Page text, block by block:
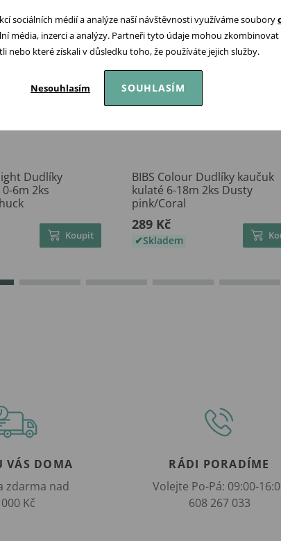
Dudlíky
6m 2ks
Koupit
BIBS Colour Dudlíky kaučuk
kulaté 6-18m 2ks Dusty
pink/Coral
289 Kč
Skladem
VÁS DOMA
zdarma nad
Kč
RÁDI PORADÍME
Volejte Po-Pá: 09:00-
608 267 033
sociálních médií a analýze naší návštěvnosti využíváme soubory
média, inzerci a analýzy. Partneři tyto údaje mohou
nebo které získali v důsledku toho, že používáte jejich služby.
Nesouhlasím SOUHLASÍM